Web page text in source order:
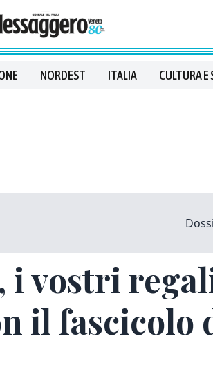
NORDEST ITALIA CULTURA
i vostri
il fascicolo